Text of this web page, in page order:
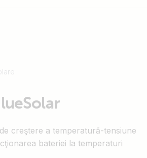
creştere a temperatură-tensiune
bateriei la temperaturi